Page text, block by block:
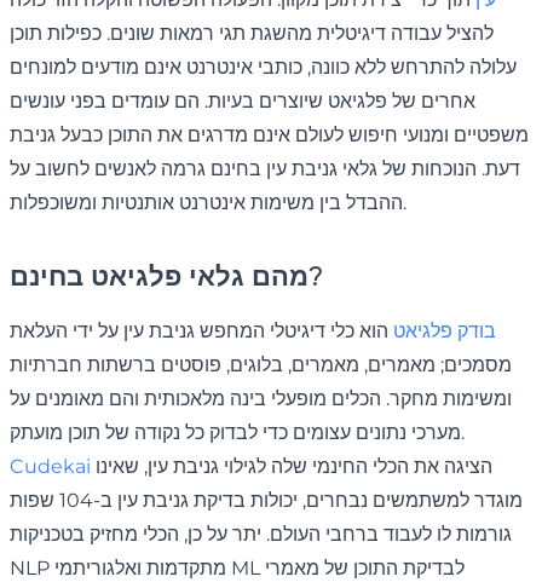
להציל עבודה דיגיטלית מהשגת תגי רמאות שונים. כפילות תוכן
עלולה להתרחש ללא כוונה, כותבי אינטרנט אינם מודעים למונחים
אחרים של פלגיאט שיוצרים בעיות. הם עומדים בפני עונשים
משפטיים ומנועי חיפוש לעולם אינם מדרגים את התוכן כבעל גניבת
דעת. הנוכחות של גלאי גניבת עין בחינם גרמה לאנשים לחשוב על
ההבדל בין משימות אינטרנט אותנטיות ומשוכפלות.
מהם גלאי פלגיאט בחינם?
בודק פלגיאט הוא כלי דיגיטלי המחפש גניבת עין על ידי העלאת
מסמכים; מאמרים, מאמרים, בלוגים, פוסטים ברשתות חברתיות
ומשימות מחקר. הכלים מופעלי בינה מלאכותית והם מאומנים על
מערכי נתונים עצומים כדי לבדוק כל נקודה של תוכן מועתק.
Cudekai
מוגדר למשתמשים נבחרים, יכולות בדיקת גניבת עין ב-104 שפות
גורמות לו לעבוד ברחבי העולם. יתר על כן, הכלי מחזיק בטכניקות
NLP מתקדמות ואלגוריתמי ML לבדיקת התוכן של מאמרי